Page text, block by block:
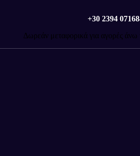
+30 2394
Δωρεάν μεταφορικά για αγορές